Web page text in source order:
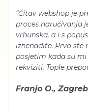
“Čitav webshop je
proces naručivanja
vrhunska, a i s
iznenadite. Prvo ste
posjetim kada su
rekviziti. Tople
Franjo O., Zagreb